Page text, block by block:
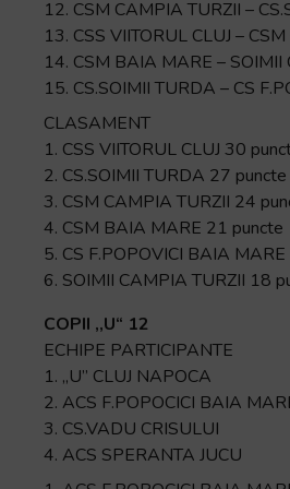
12. CSM CAMPIA TURZII –
13. CSS VIITORUL CLUJ –
14. CSM BAIA MARE –
15. CS.SOIMII TURDA – CS
CLASAMENT
1. CSS VIITORUL CLUJ 30
2. CS.SOIMII TURDA 27 puncte
3. CSM CAMPIA TURZII 24
4. CSM BAIA MARE 21 puncte
5. CS F.POPOVICI BAIA
6. SOIMII CAMPIA TURZII 18
COPII ,,U“ 12
ECHIPE PARTICIPANTE
1. „U” CLUJ NAPOCA
2. ACS F.POPOCICI BAIA
3. CS.VADU CRISULUI
4. ACS SPERANTA JUCU